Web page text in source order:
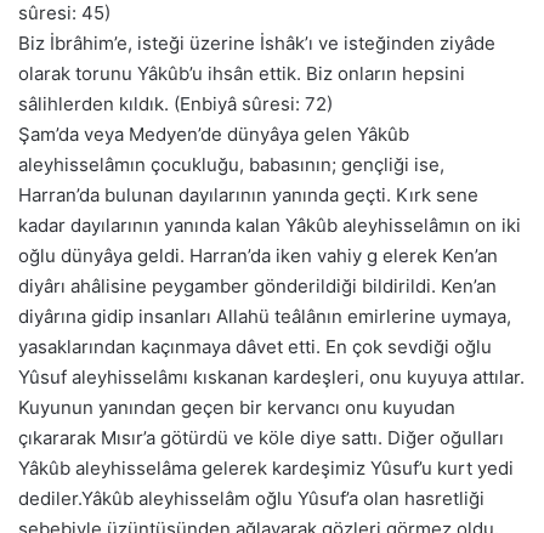
sûresi: 45)
Biz İbrâhim’e, isteği üzerine İshâk’ı ve isteğinden ziyâde
olarak torunu Yâkûb’u ihsân ettik. Biz onların hepsini
sâlihlerden kıldık. (Enbiyâ sûresi: 72)
Şam’da veya Medyen’de dünyâya gelen Yâkûb
aleyhisselâmın çocukluğu, babasının; gençliği ise,
Harran’da bulunan dayılarının yanında geçti. Kırk sene
kadar dayılarının yanında kalan Yâkûb aleyhisselâmın on iki
oğlu dünyâya geldi. Harran’da iken vahiy g elerek Ken’an
diyârı ahâlisine peygamber gönderildiği bildirildi. Ken’an
diyârına gidip insanları Allahü teâlânın emirlerine uymaya,
yasaklarından kaçınmaya dâvet etti. En çok sevdiği oğlu
Yûsuf aleyhisselâmı kıskanan kardeşleri, onu kuyuya attılar.
Kuyunun yanından geçen bir kervancı onu kuyudan
çıkararak Mısır’a götürdü ve köle diye sattı. Diğer oğulları
Yâkûb aleyhisselâma gelerek kardeşimiz Yûsuf’u kurt yedi
dediler.Yâkûb aleyhisselâm oğlu Yûsuf’a olan hasretliği